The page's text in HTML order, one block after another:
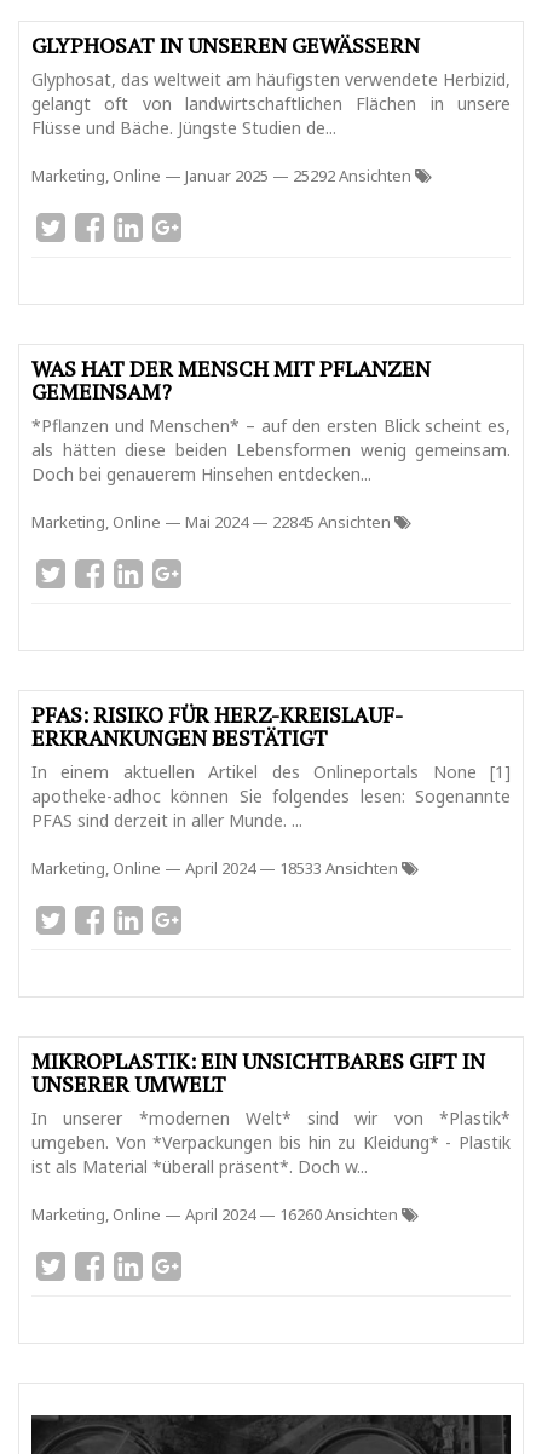
GLYPHOSAT IN UNSEREN GEWÄSSERN
Glyphosat, das weltweit am häufigsten verwendete Herbizid,
gelangt oft von landwirtschaftlichen Flächen in unsere
Flüsse und Bäche. Jüngste Studien de...
Marketing, Online — Januar 2025 — 25292 Ansichten
WAS HAT DER MENSCH MIT PFLANZEN
GEMEINSAM?
*Pflanzen und Menschen* – auf den ersten Blick scheint es,
als hätten diese beiden Lebensformen wenig gemeinsam.
Doch bei genauerem Hinsehen entdecken...
Marketing, Online — Mai 2024 — 22845 Ansichten
PFAS: RISIKO FÜR HERZ-KREISLAUF-
ERKRANKUNGEN BESTÄTIGT
In einem aktuellen Artikel des Onlineportals None [1]
apotheke-adhoc können Sie folgendes lesen: Sogenannte
PFAS sind derzeit in aller Munde. ...
Marketing, Online — April 2024 — 18533 Ansichten
MIKROPLASTIK: EIN UNSICHTBARES GIFT IN
UNSERER UMWELT
In unserer *modernen Welt* sind wir von *Plastik*
umgeben. Von *Verpackungen bis hin zu Kleidung* - Plastik
ist als Material *überall präsent*. Doch w...
Marketing, Online — April 2024 — 16260 Ansichten